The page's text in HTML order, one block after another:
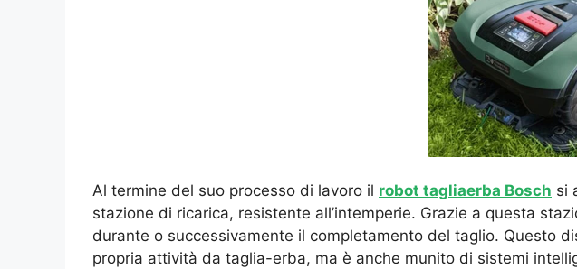
Al termine del suo processo di lavoro il robot tagliaerba Bosch si
stazione di ricarica, resistente all’intemperie. Grazie a questa
durante o successivamente il completamento del taglio. Questo
propria attività da taglia-erba, ma è anche munito di sistemi